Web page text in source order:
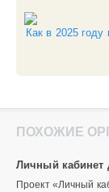
Как в 2025 году
ПОХОЖИЕ
Личный кабинет
Проект «Личный